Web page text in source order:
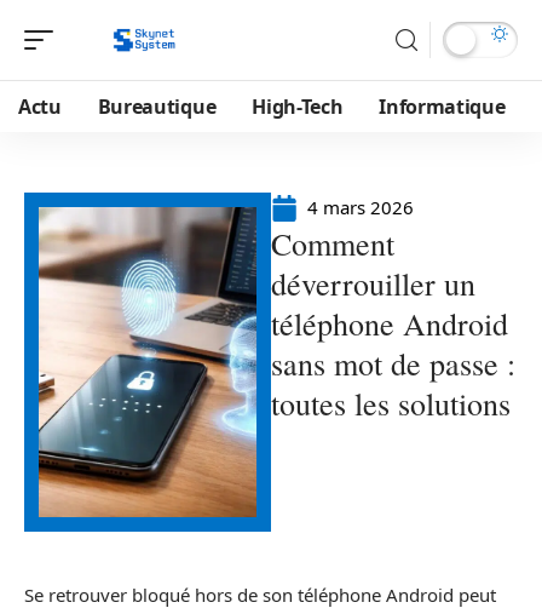
Actu Bureautique High-Tech Informatique
4 mars 2026
Comment
déverrouiller un
téléphone Android
sans mot de passe :
toutes les solutions
Se retrouver bloqué hors de son téléphone Android peut